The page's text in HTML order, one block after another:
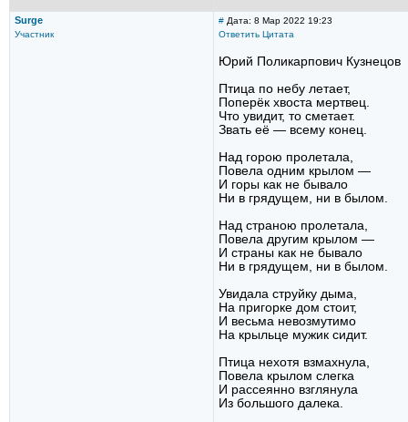
Surge
Участник
# Дата: 8 Мар 2022 19:23
Ответить Цитата
Юрий Поликарпович Кузнецов
Птица по небу летает,
Поперёк хвоста мертвец.
Что увидит, то сметает.
Звать её — всему конец.
Над горою пролетала,
Повела одним крылом —
И горы как не бывало
Ни в грядущем, ни в былом.
Над страною пролетала,
Повела другим крылом —
И страны как не бывало
Ни в грядущем, ни в былом.
Увидала струйку дыма,
На пригорке дом стоит,
И весьма невозмутимо
На крыльце мужик сидит.
Птица нехотя взмахнула,
Повела крылом слегка
И рассеянно взглянула
Из большого далека.